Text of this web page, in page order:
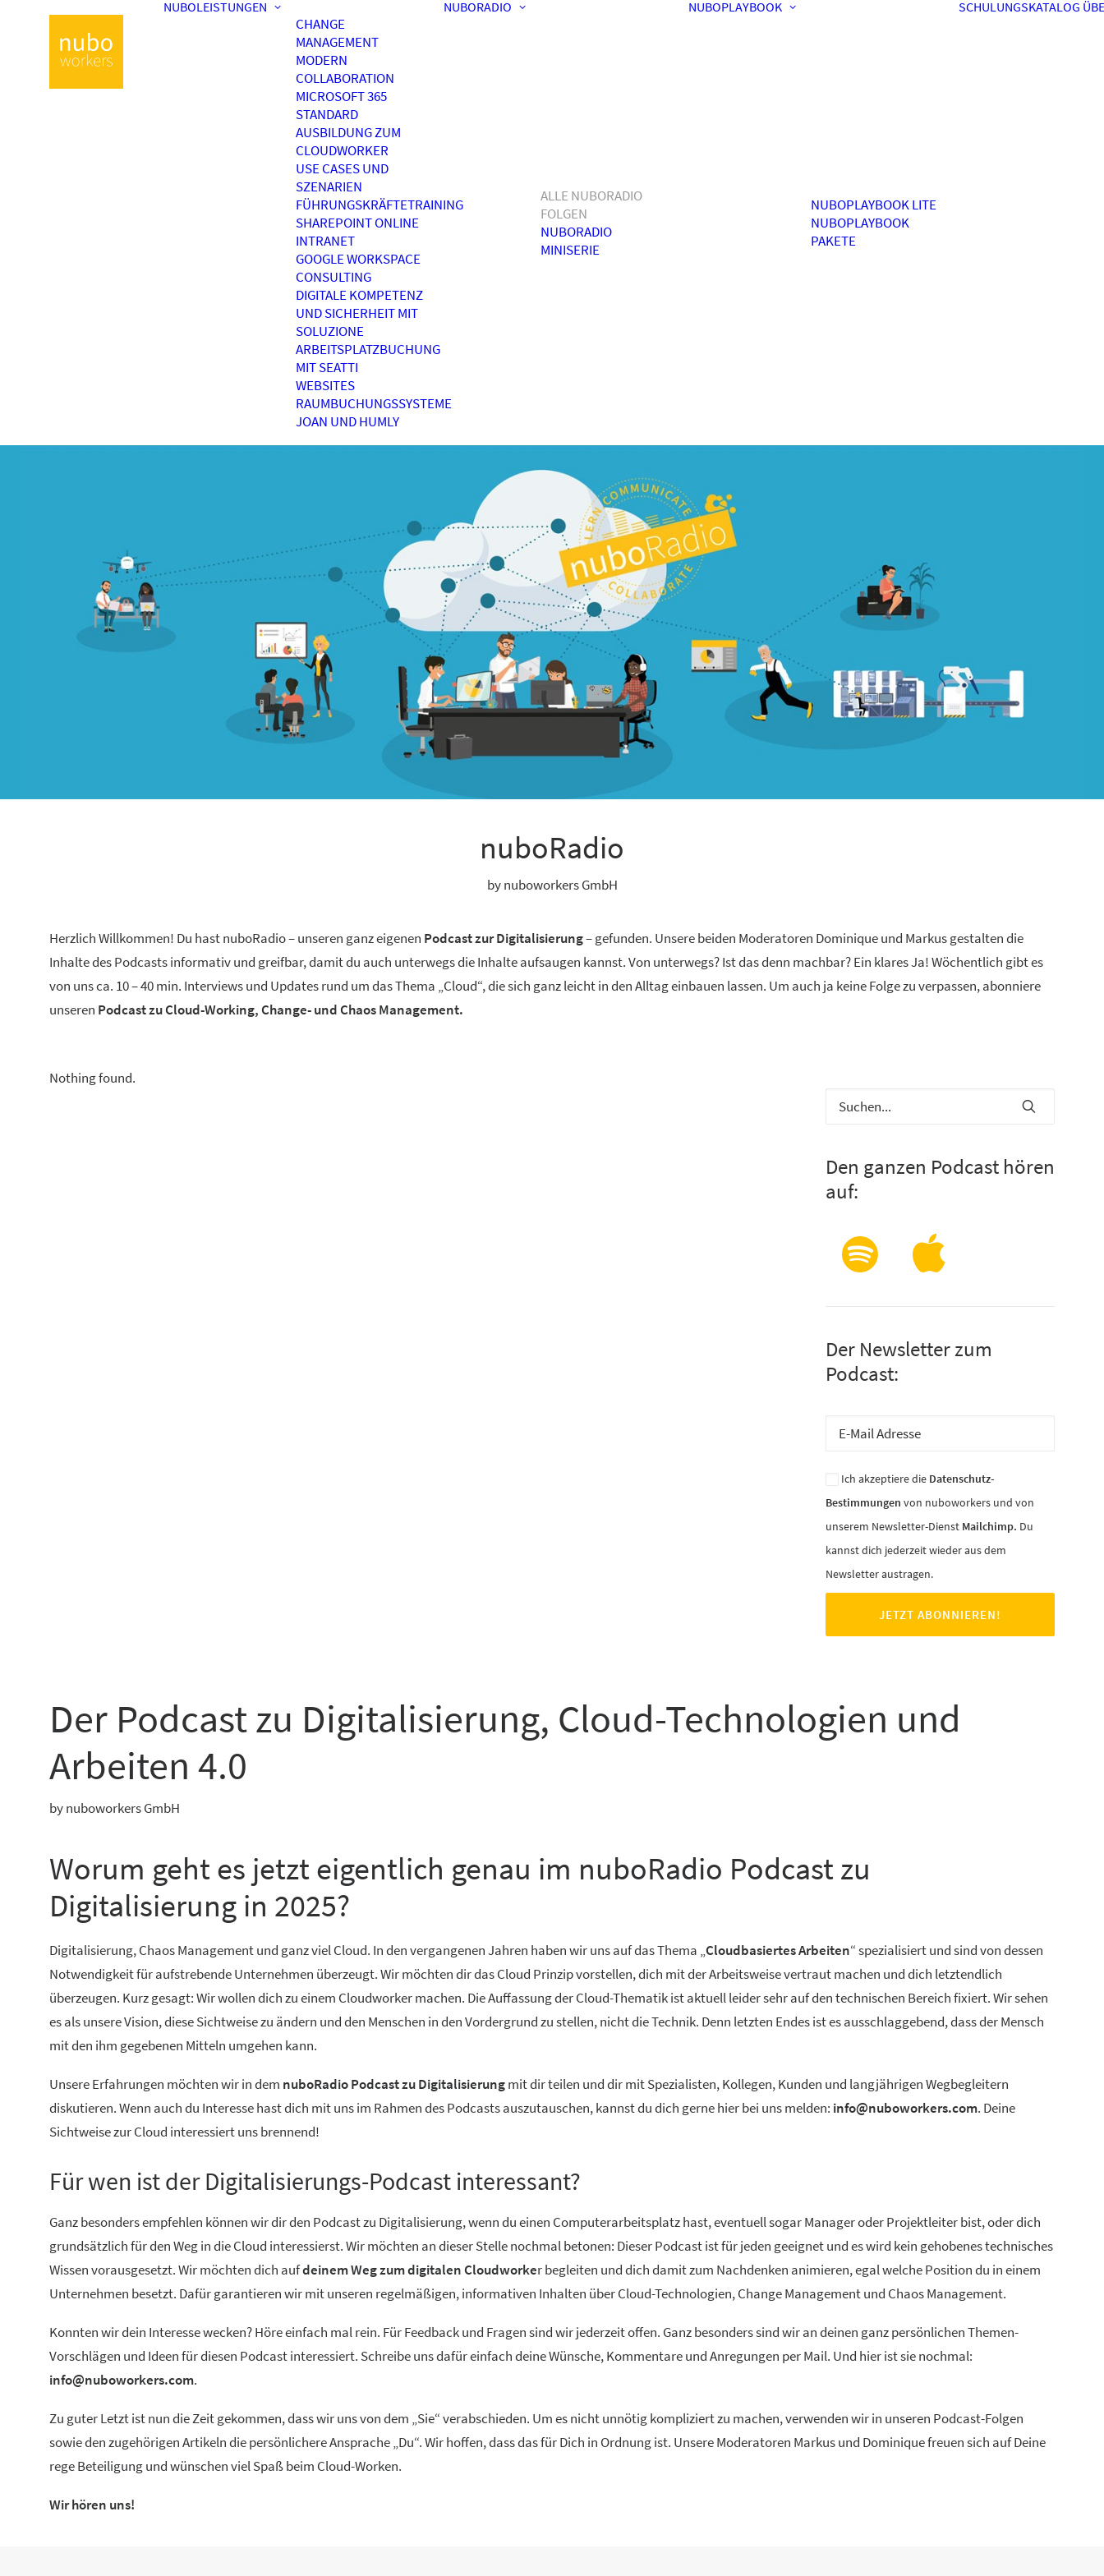
NUBOLEISTUNGEN
CHANGE
MANAGEMENT
MODERN
COLLABORATION
MICROSOFT 365
STANDARD
AUSBILDUNG ZUM
CLOUDWORKER
USE CASES UND
SZENARIEN
FÜHRUNGSKRÄFTETRAINING
SHAREPOINT ONLINE
INTRANET
GOOGLE WORKSPACE
CONSULTING
DIGITALE KOMPETENZ
UND SICHERHEIT MIT
SOLUZIONE
ARBEITSPLATZBUCHUNG
MIT SEATTI
WEBSITES
RAUMBUCHUNGSSYSTEME
JOAN UND HUMLY
NUBORADIO
ALLE NUBORADIO
FOLGEN
NUBORADIO
MINISERIE
NUBOPLAYBOOK
NUBOPLAYBOOK LITE
NUBOPLAYBOOK
PAKETE
SCHULUNGSKATALOG
nuboRadio
by nuboworkers GmbH
Herzlich Willkommen! Du hast nuboRadio – unseren ganz eigenen Podcast zur Digitalisierung– gefunden. Unsere beiden Moderatoren Dominique und Markus gestalten die
Inhalte des Podcasts informativ und greifbar, damit du auch unterwegs die Inhalte aufsaugen kannst. Von unterwegs? Ist das denn machbar? Ein klares Ja! Wöchentlich gibt es
von uns ca. 10 – 40 min. Interviews und Updates rund um das Thema „Cloud“, die sich ganz leicht in den Alltag einbauen lassen. Um auch ja keine Folge zu verpassen, abonniere
unseren Podcast zu Cloud-Working, Change- und Chaos Management.
Nothing found.
Den ganzen Podcast hören
auf:
Der Newsletter zum
Podcast:
Ich akzeptiere die Datenschutz-
Bestimmungen von nuboworkers und von
unserem Newsletter-Dienst Mailchimp. Du
kannst dich jederzeit wieder aus dem
Newsletter austragen.
Der Podcast zu Digitalisierung, Cloud-Technologien und
Arbeiten 4.0
by nuboworkers GmbH
Worum geht es jetzt eigentlich genau im nuboRadio Podcast zu
Digitalisierung in 2025?
Digitalisierung, Chaos Management und ganz viel Cloud. In den vergangenen Jahren haben wir uns auf das Thema „Cloudbasiertes Arbeiten“ spezialisiert und sind von dessen
Notwendigkeit für aufstrebende Unternehmen überzeugt. Wir möchten dir das Cloud Prinzip vorstellen, dich mit der Arbeitsweise vertraut machen und dich letztendlich
überzeugen. Kurz gesagt: Wir wollen dich zu einem Cloudworker machen. Die Auffassung der Cloud-Thematik ist aktuell leider sehr auf den technischen Bereich fixiert. Wir sehen
es als unsere Vision, diese Sichtweise zu ändern und den Menschen in den Vordergrund zu stellen, nicht die Technik. Denn letzten Endes ist es ausschlaggebend, dass der Mensch
mit den ihm gegebenen Mitteln umgehen kann.
Unsere Erfahrungen möchten wir in dem nuboRadio Podcast zu Digitalisierungmit dir teilen und dir mit Spezialisten, Kollegen, Kunden und langjährigen Wegbegleitern
diskutieren. Wenn auch du Interesse hast dich mit uns im Rahmen des Podcasts auszutauschen, kannst du dich gerne hier bei uns melden: info@nuboworkers.com. Deine
Sichtweise zur Cloud interessiert uns brennend!
Für wen ist der Digitalisierungs-Podcast interessant?
Ganz besonders empfehlen können wir dir den Podcast zu Digitalisierung, wenn du einen Computerarbeitsplatz hast, eventuell sogar Manager oder Projektleiter bist, oder dich
grundsätzlich für den Weg in die Cloud interessierst. Wir möchten an dieser Stelle nochmal betonen: Dieser Podcast ist für jeden geeignet und es wird kein gehobenes technisches
Wissen vorausgesetzt. Wir möchten dich aufdeinem Weg zum digitalen Cloudworker begleiten und dich damit zum Nachdenken animieren, egal welche Position du in einem
Unternehmen besetzt. Dafür garantieren wir mit unseren regelmäßigen, informativen Inhalten über Cloud-Technologien, Change Management und Chaos Management.
Konnten wir dein Interesse wecken? Höre einfach mal rein. Für Feedback und Fragen sind wir jederzeit offen. Ganz besonders sind wir an deinen ganz persönlichen Themen-
Vorschlägen und Ideen für diesen Podcast interessiert. Schreibe uns dafür einfach deine Wünsche, Kommentare und Anregungen per Mail. Und hier ist sie nochmal:
info@nuboworkers.com.
Zu guter Letzt ist nun die Zeit gekommen, dass wir uns von dem „Sie“ verabschieden. Um es nicht unnötig kompliziert zu machen, verwenden wir in unseren Podcast-Folgen
sowie den zugehörigen Artikeln die persönlichere Ansprache „Du“. Wir hoffen, dass das für Dich in Ordnung ist. Unsere Moderatoren Markus und Dominique freuen sich auf Deine
rege Beteiligung und wünschen viel Spaß beim Cloud-Worken.
Wir hören uns!